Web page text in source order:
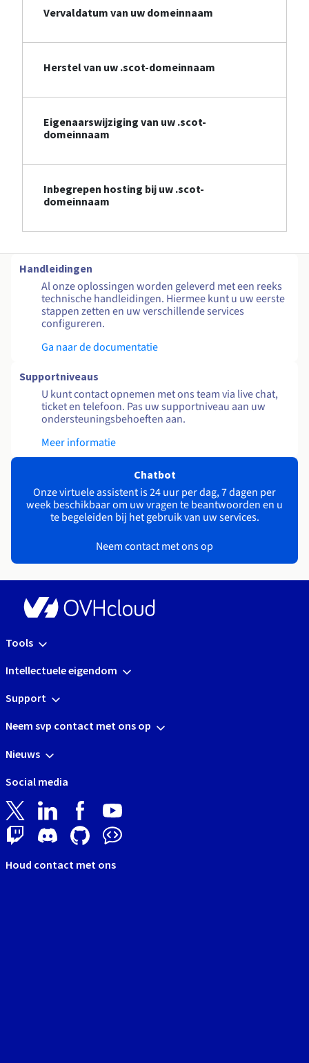
Vervaldatum van uw domeinnaam
Herstel van uw .scot-domeinnaam
Eigenaarswijziging van uw .scot-
domeinnaam
Inbegrepen hosting bij uw .scot-
domeinnaam
Handleidingen
Al onze oplossingen worden geleverd met een reeks
technische handleidingen. Hiermee kunt u uw eerste
stappen zetten en uw verschillende services
configureren.
Ga naar de documentatie
Supportniveaus
U kunt contact opnemen met ons team via live chat,
ticket en telefoon. Pas uw supportniveau aan uw
ondersteuningsbehoeften aan.
Meer informatie
Chatbot
Onze virtuele assistent is 24 uur per dag, 7 dagen per
week beschikbaar om uw vragen te beantwoorden en u
te begeleiden bij het gebruik van uw services.
Neem contact met ons op
Tools
Intellectuele eigendom
Support
Neem svp contact met ons op
Nieuws
Social media
Houd contact met ons